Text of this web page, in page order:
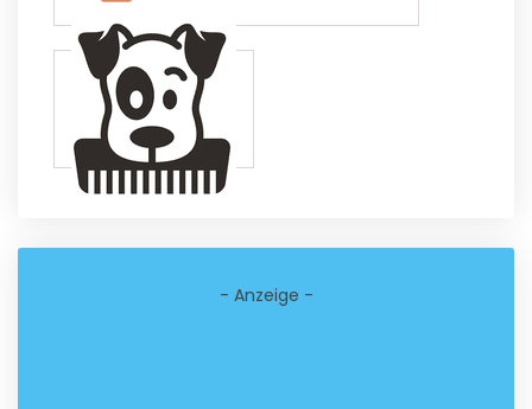
- Anzeige -